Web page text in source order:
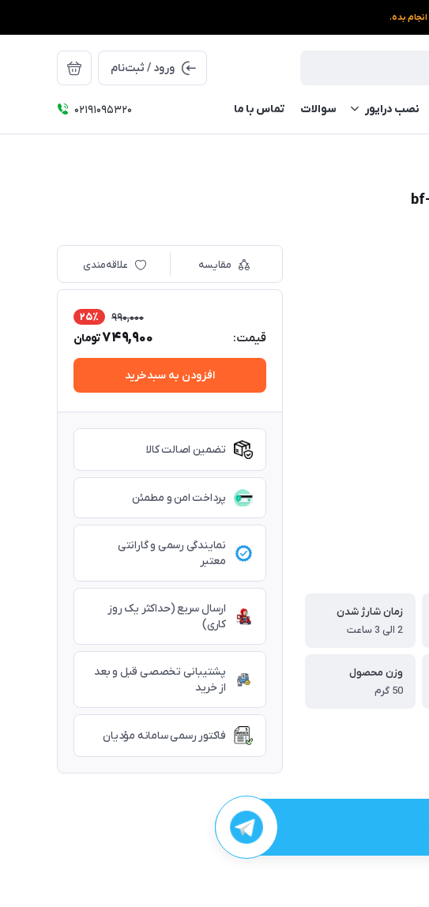
ورود / ثبت‌نام
نصب درایور سوالات تماس با ما ۰۲۱91095320
زمان شارژ شدن
2 الی 3 ساعت
وزن محصول
50 گرم
مقایسه علاقه‌مندی
قیمت:
990,000 25٪
749,900تومان
افزودن به سبدخرید
تضمین اصالت کالا
پرداخت امن و مطمئن
نمایندگی رسمی و گارانتی
معتبر
ارسال سریع (حداکثر یک روز
کاری)
پشتیبانی تخصصی قبل و بعد
از خرید
فاکتور رسمی سامانه مؤدیان